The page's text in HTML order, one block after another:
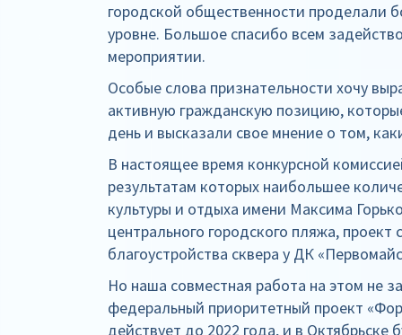
городской общественности проделали
уровне. Большое спасибо всем
мероприятии.
Особые слова признательности хочу
активную гражданскую позицию,
день и высказали свое мнение о том,
В настоящее время конкурсной
результатам которых наибольшее
культуры и отдыха имени Максима
центрального городского пляжа,
благоустройства сквера у ДК
Но наша совместная работа на этом не
федеральный приоритетный проект
действует до 2022 года, и в